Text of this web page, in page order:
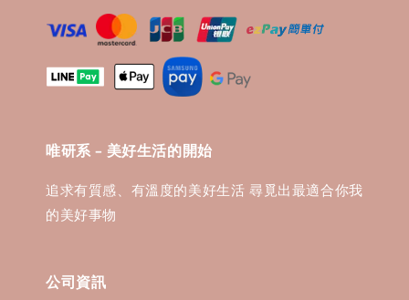
唯研系 - 美好生活的開始
追求有質感、有溫度的美好生活 尋覓出最適合你我
的美好事物
公司資訊